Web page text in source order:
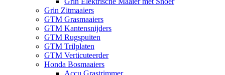
Grin Zitmaaiers
GTM Grasmaaiers
GTM Kantensnijders
GTM Rugspuiten
GTM Trilplaten
GTM Verticuteerder
Honda Bosmaaiers
Accu Grastrimmer